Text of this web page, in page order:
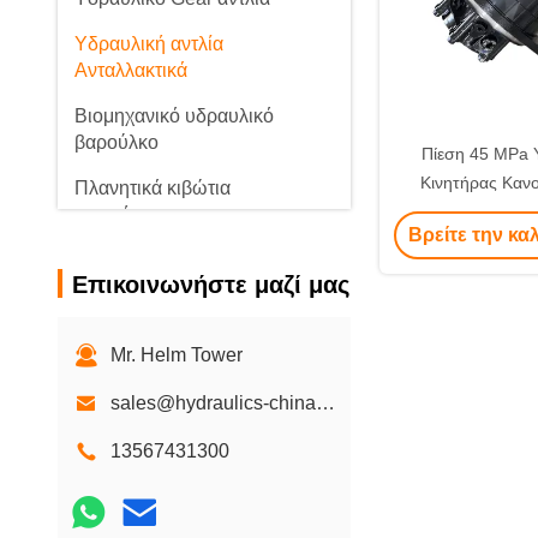
Υδραυλική αντλία
Ανταλλακτικά
Βιομηχανικό υδραυλικό
βαρούλκο
Πλανητικά κιβώτια
ταχυτήτων
Επικοινωνήστε μαζί μας
Mr. Helm Tower
sales@hydraulics-china.com
13567431300
Πίεση 45 MPa
Κινητήρας
Θερμοκρασίας
Ανταλλακτικά
Βρείτε την